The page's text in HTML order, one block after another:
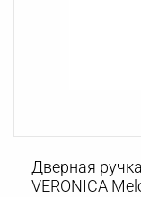
Дверная
VERONICA